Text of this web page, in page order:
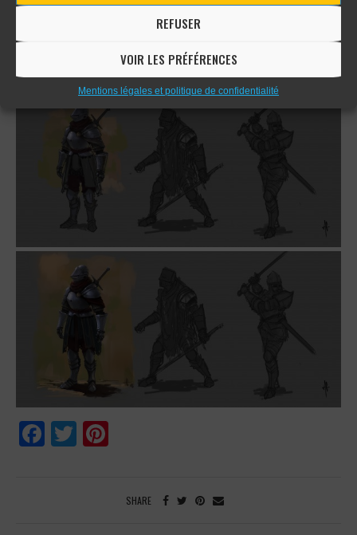
REFUSER
VOIR LES PRÉFÉRENCES
Mentions légales et politique de confidentialité
Facebook
Twitter
SHARE